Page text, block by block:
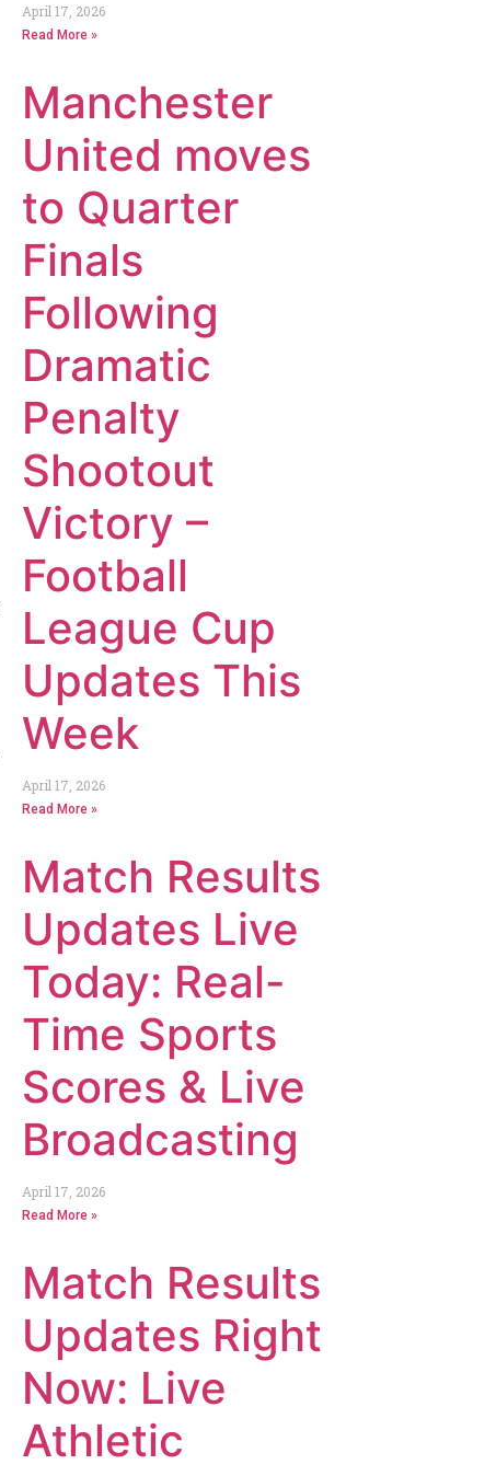
April 17, 2026
Read More »
Manchester
United moves
to Quarter
Finals
Following
Dramatic
Penalty
Shootout
Victory –
Football
League Cup
Updates This
Week
April 17, 2026
Read More »
Match Results
Updates Live
Today: Real-
Time Sports
Scores & Live
Broadcasting
April 17, 2026
Read More »
Match Results
Updates Right
Now: Live
Athletic